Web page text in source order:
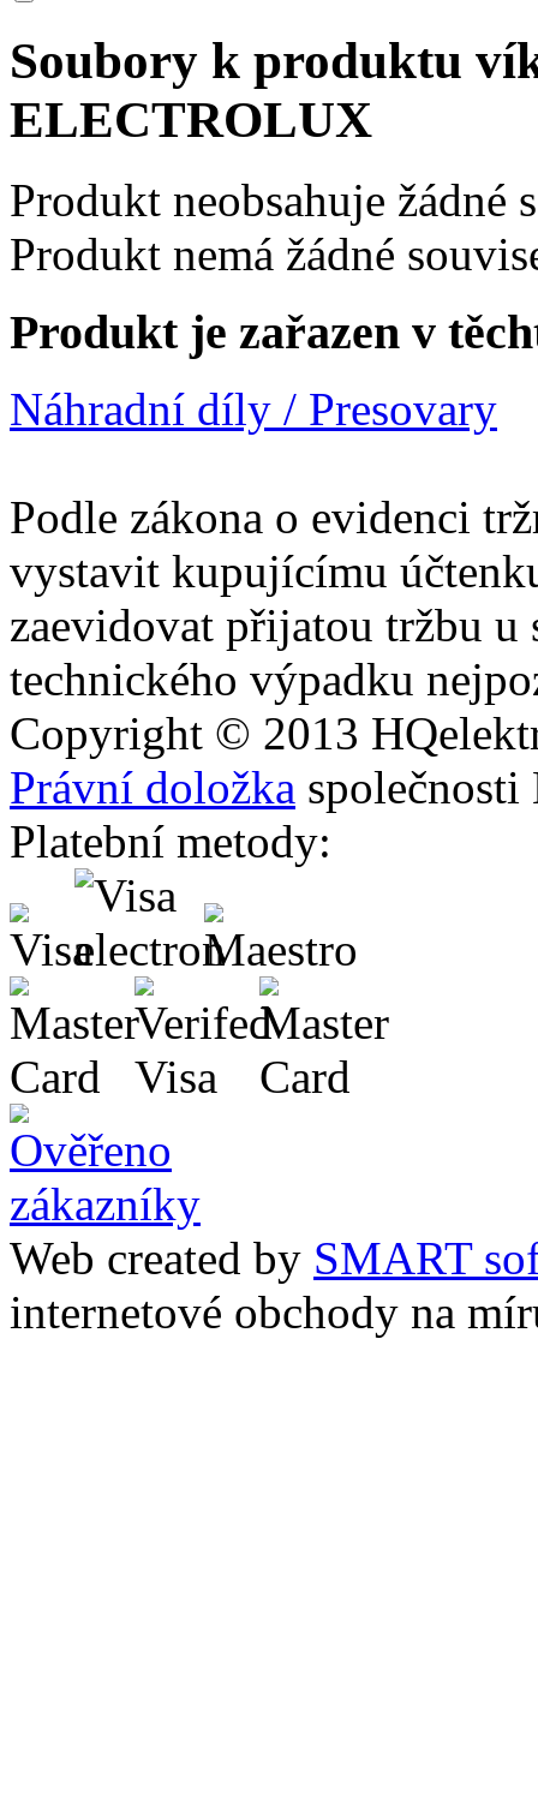
Soubory k produktu
ELECTROLUX
Produkt neobsahuje žádné
Produkt nemá žádné
Produkt je zařazen v
Náhradní díly / Presovary
Podle zákona o evidenci
vystavit kupujícímu
zaevidovat přijatou tržbu u
technického výpadku
Copyright © 2013 HQ
Právní doložka
Platební metody:
Web created by SMART
internetové obchody na